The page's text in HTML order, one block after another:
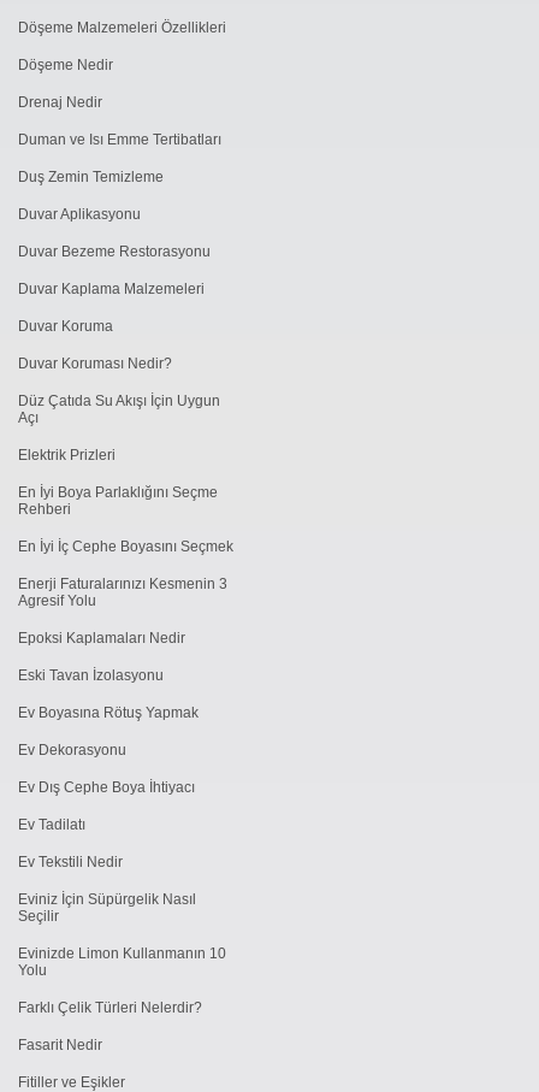
Döşeme Malzemeleri Özellikleri
Döşeme Nedir
Drenaj Nedir
Duman ve Isı Emme Tertibatları
Duş Zemin Temizleme
Duvar Aplikasyonu
Duvar Bezeme Restorasyonu
Duvar Kaplama Malzemeleri
Duvar Koruma
Duvar Koruması Nedir?
Düz Çatıda Su Akışı İçin Uygun
Açı
Elektrik Prizleri
En İyi Boya Parlaklığını Seçme
Rehberi
En İyi İç Cephe Boyasını Seçmek
Enerji Faturalarınızı Kesmenin 3
Agresif Yolu
Epoksi Kaplamaları Nedir
Eski Tavan İzolasyonu
Ev Boyasına Rötuş Yapmak
Ev Dekorasyonu
Ev Dış Cephe Boya İhtiyacı
Ev Tadilatı
Ev Tekstili Nedir
Eviniz İçin Süpürgelik Nasıl
Seçilir
Evinizde Limon Kullanmanın 10
Yolu
Farklı Çelik Türleri Nelerdir?
Fasarit Nedir
Fitiller ve Eşikler